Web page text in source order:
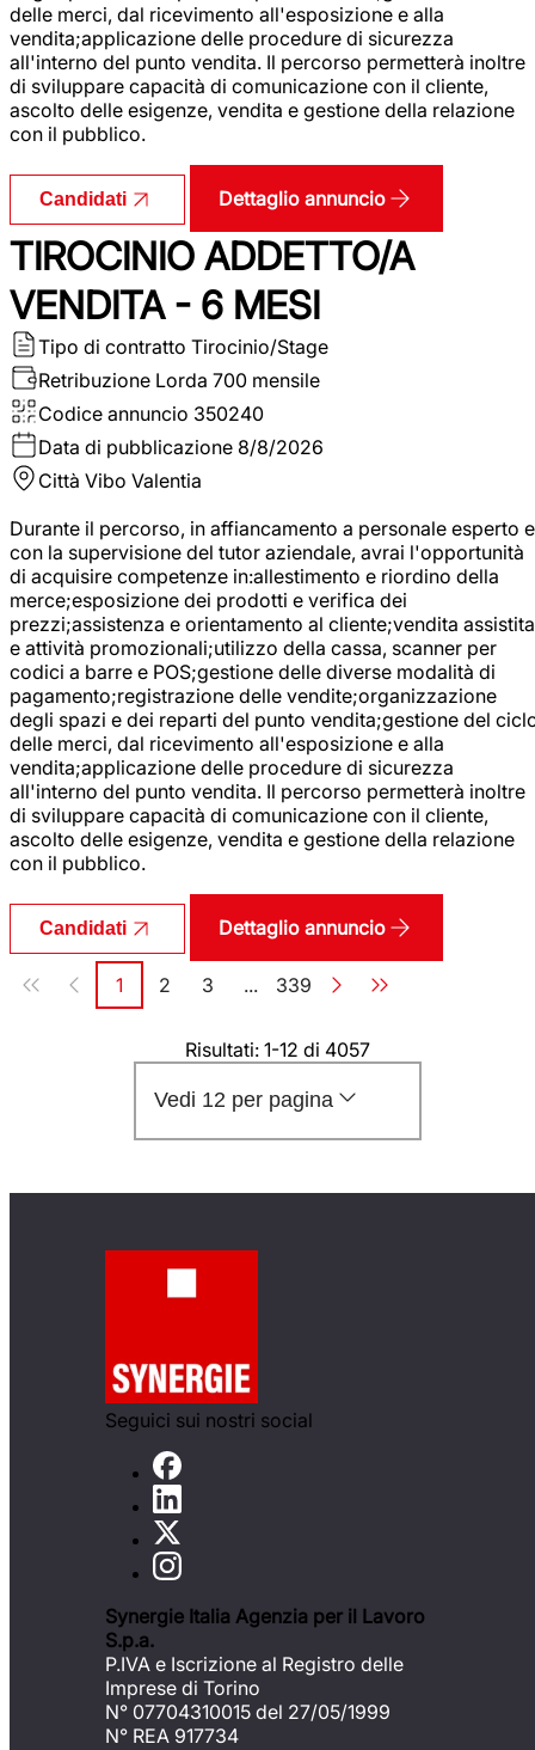
delle merci, dal ricevimento all'esposizione e alla
vendita;applicazione delle procedure di sicurezza
all'interno del punto vendita. Il percorso permetterà inoltre
di sviluppare capacità di comunicazione con il cliente,
ascolto delle esigenze, vendita e gestione della relazione
con il pubblico.
Candidati Dettaglio annuncio
TIROCINIO ADDETTO/A
VENDITA - 6 MESI
Tipo di contratto Tirocinio/Stage
Retribuzione Lorda 700 mensile
Codice annuncio 350240
Data di pubblicazione 8/8/2026
Città Vibo Valentia
Durante il percorso, in affiancamento a personale esperto e
con la supervisione del tutor aziendale, avrai l'opportunità
di acquisire competenze in:allestimento e riordino della
merce;esposizione dei prodotti e verifica dei
prezzi;assistenza e orientamento al cliente;vendita assistita
e attività promozionali;utilizzo della cassa, scanner per
codici a barre e POS;gestione delle diverse modalità di
pagamento;registrazione delle vendite;organizzazione
degli spazi e dei reparti del punto vendita;gestione del
delle merci, dal ricevimento all'esposizione e alla
vendita;applicazione delle procedure di sicurezza
all'interno del punto vendita. Il percorso permetterà inoltre
di sviluppare capacità di comunicazione con il cliente,
ascolto delle esigenze, vendita e gestione della relazione
con il pubblico.
Candidati Dettaglio annuncio
Paginazione
Pagina
1 Pagina
2 Pagina
3 ... Pagina
339
Risultati: 1-12 di 4057
Vedi 12 per pagina
Seguici sui nostri social
Synergie Italia Agenzia per il Lavoro
S.p.a.
P.IVA e Iscrizione al Registro delle
Imprese di Torino
N° 07704310015 del 27/05/1999
N° REA 917734